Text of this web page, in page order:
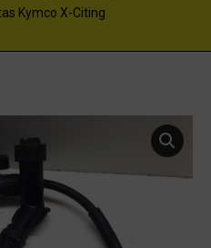
Kymco X-Citing